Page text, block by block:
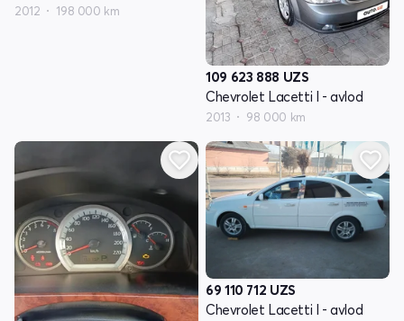
2012 198 000 km
109 623 888 UZS
Chevrolet Lacetti I - avlod
2013 98 000 km
69 110 712 UZS
Chevrolet Lacetti I - avlod